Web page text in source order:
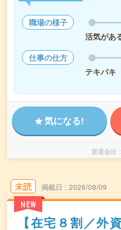
職場の様子
活気があ
仕事の仕方
テキパキ
気になる!
派遣会社
未読
NEW
掲載日 2026/08/09
【在宅８割／外